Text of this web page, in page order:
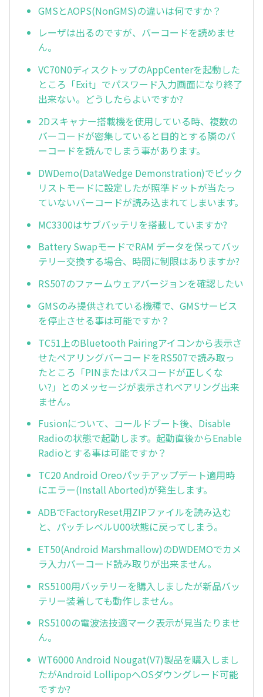
GMSとAOPS(NonGMS)の違いは何ですか？
レーザは出るのですが、バーコードを読めませ
ん。
VC70N0ディスクトップのAppCenterを起動した
ところ「Exit」でパスワード入力画面になり終了
出来ない。どうしたらよいですか?
2Dスキャナー搭載機を使用している時、複数の
バーコードが密集していると目的とする隣のバ
ーコードを読んでしまう事があります。
DWDemo(DataWedge Demonstration)でピック
リストモードに設定したが照準ドットが当たっ
ていないバーコードが読み込まれてしまいます。
MC3300はサブバッテリを搭載していますか?
Battery SwapモードでRAM データを保ってバッ
テリー交換する場合、時間に制限はありますか?
RS507のファームウェアバージョンを確認したい
GMSのみ提供されている機種で、GMSサービス
を停止させる事は可能ですか？
TC51上のBluetooth Pairingアイコンから表示さ
せたペアリングバーコードをRS507で読み取っ
たところ「PINまたはパスコードが正しくな
い?」とのメッセージが表示されペアリング出来
ません。
Fusionについて、コールドブート後、Disable
Radioの状態で起動します。起動直後からEnable
Radioとする事は可能ですか？
TC20 Android Oreoパッチアップデート適用時
にエラー(Install Aborted)が発生します。
ADBでFactoryReset用ZIPファイルを読み込む
と、パッチレベルU00状態に戻ってしまう。
ET50(Android Marshmallow)のDWDEMOでカメ
ラ入力バーコード読み取りが出来ません。
RS5100用バッテリーを購入しましたが新品バッ
テリー装着しても動作しません。
RS5100の電波法技適マーク表示が見当たりませ
ん。
WT6000 Android Nougat(V7)製品を購入しまし
たがAndroid LollipopへOSダウングレード可能
ですか?